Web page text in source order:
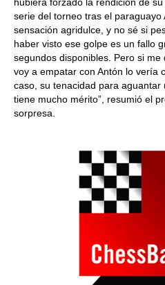
serie del torneo tras el paraguayo
sensación agridulce, y no sé si
haber visto ese golpe es un fallo
segundos disponibles. Pero si
voy a empatar con Antón lo vería
caso, su tenacidad para
tiene mucho mérito”, resumió el
sorpresa.